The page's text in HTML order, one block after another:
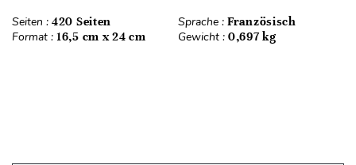
Seiten : 420 Seiten Sprache : Französisch
Format : 16,5 cm x 24 cm Gewicht : 0,697 kg